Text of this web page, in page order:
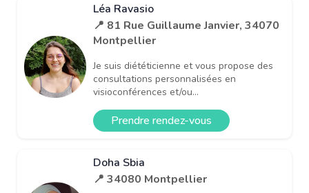
Léa Ravasio
📍 81 Rue Guillaume Janvier, 34070
Montpellier
Je suis diététicienne et vous propose des
consultations personnalisées en
visioconférences et/ou...
Prendre rendez-vous
Doha Sbia
📍 34080 Montpellier